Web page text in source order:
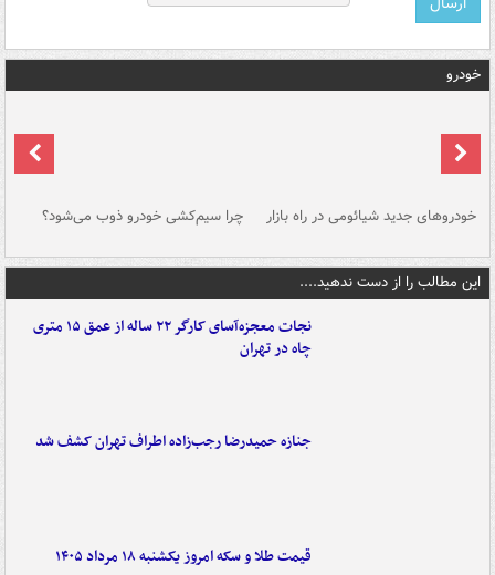
خودرو
خودروهای جدید شیائومی در راه بازار چرا سیم‌کشی خودرو ذوب می‌شود؟
این مطالب را از دست ندهید....
نجات معجزه‌آسای کارگر ۲۲ ساله از عمق ۱۵ متری
چاه در تهران
جنازه حمیدرضا رجب‌زاده اطراف تهران کشف شد
قیمت طلا و سکه امروز یکشنبه ۱۸ مرداد ۱۴۰۵